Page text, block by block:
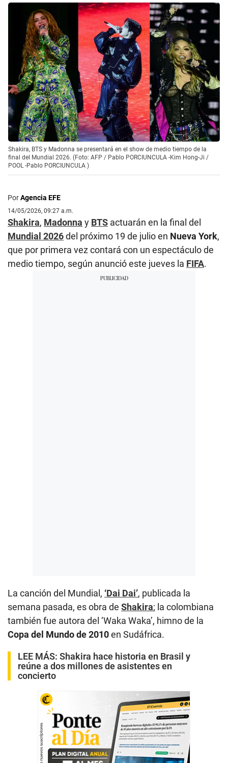
Shakira, BTS y Madonna se presentará en el show de medio tiempo de la
final del Mundial 2026. (Foto: AFP / Pablo PORCIUNCULA -Kim Hong-Ji /
POOL -Pablo PORCIUNCULA )
PorAgencia EFE
14/05/2026, 09:27 a.m.
Shakira, Madonna y BTS actuarán en la final del
Mundial 2026del próximo 19 de julio en Nueva York,
que por primera vez contará con un espectáculo de
medio tiempo, según anunció este jueves la FIFA.
La canción del Mundial, ‘Dai Dai’, publicada la
semana pasada, es obra de Shakira; la colombiana
también fue autora del ‘Waka Waka’, himno de la
Copa del Mundo de 2010en Sudáfrica.
LEE MÁS: Shakira hace historia en Brasil y
reúne a dos millones de asistentes en
concierto